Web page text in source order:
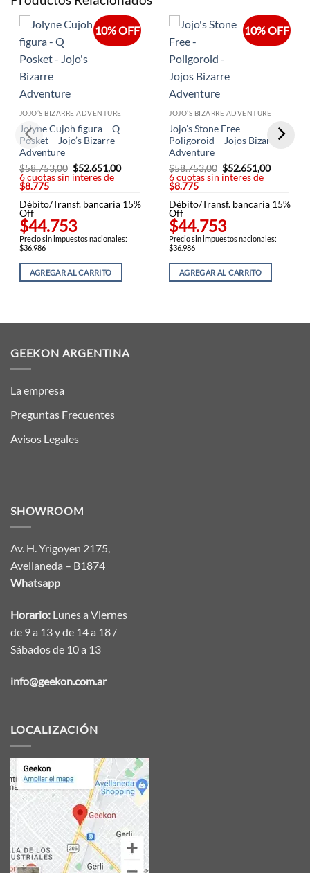
10% OFF
JOJO’S BIZARRE ADVENTURE
Jolyne Cujoh figura – Q
Posket – Jojo’s Bizarre
Adventure
$58.753,00 El
precio
$58.753,00.
$52.651,00El
$52.651,00.
6 cuotas sin interes de
$8.775
Débito/Transf. bancaria 15%
Off
$44.753
Precio sin impuestos nacionales:
$36.986
AGREGAR AL CARRITO
10% OFF
JOJO’S BIZARRE ADVENTURE
Jojo’s Stone Free –
Poligoroid – Jojos Bizarre
Adventure
$58.753,00 El
precio
$58.753,00.
$52.651,00El
6 cuotas sin interes de
$8.775
Débito/Transf. bancaria 15%
Off
$44.753
Precio sin impuestos nacionales:
$36.986
AGREGAR AL CARRITO
GEEKON ARGENTINA
La empresa
Preguntas Frecuentes
Avisos Legales
SHOWROOM
Av. H. Yrigoyen 2175,
Avellaneda – B1874
Whatsapp
Horario: Lunes a Viernes
de 9 a 13 y de 14 a 18 /
Sábados de 10 a 13
info@geekon.com.ar
LOCALIZACIÓN